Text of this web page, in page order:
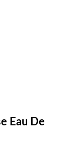
Eau De